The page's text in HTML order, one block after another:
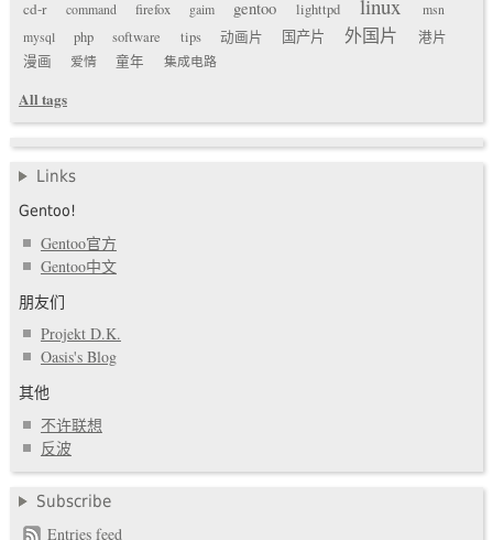
cd-r
command firefox gaim gentoo lighttpd linux
msn
mysql
php software tips 动画片 国产片 外国片
港片
漫画
爱情 童年 集成电路
All tags
Links
Gentoo!
Gentoo官方
Gentoo中文
朋友们
Projekt D.K.
Oasis's Blog
其他
不许联想
反波
Subscribe
Entries feed